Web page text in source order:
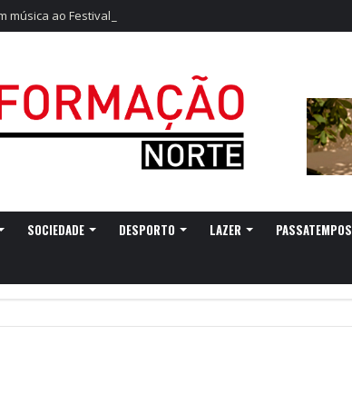
música ao Festival Dunas de São Jacinto
SOCIEDADE DESPORTO LAZER PASSATEMPOS